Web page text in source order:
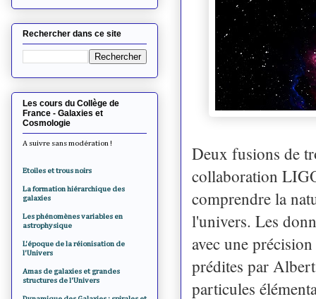
Deux fusions de
collaboration
comprendre la
l'univers. Les
avec une
prédites par
particules
Rechercher dans ce site
Les cours du Collège de
France - Galaxies et
Cosmologie
A suivre sans modération !
Etoiles et trous noirs
La formation hiérarchique des
galaxies
Les phénomènes variables en
astrophysique
L'époque de la réionisation de
l'Univers
Amas de galaxies et grandes
structures de l'Univers